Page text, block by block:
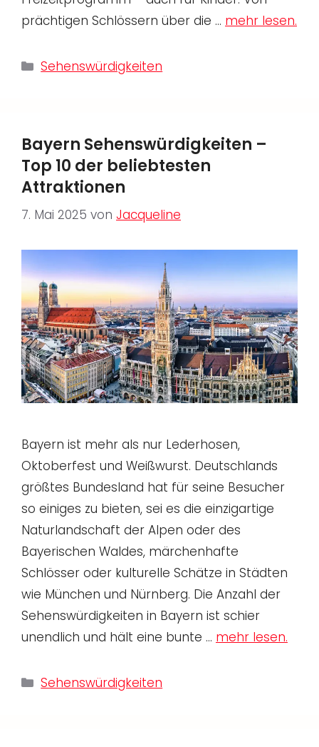
prächtigen Schlössern über die … mehr lesen.
Kategorien
Sehenswürdigkeiten
Bayern Sehenswürdigkeiten –
Top 10 der beliebtesten
Attraktionen
7. Mai 2025 von Jacqueline
Bayern ist mehr als nur Lederhosen,
Oktoberfest und Weißwurst. Deutschlands
größtes Bundesland hat für seine Besucher
so einiges zu bieten, sei es die einzigartige
Naturlandschaft der Alpen oder des
Bayerischen Waldes, märchenhafte
Schlösser oder kulturelle Schätze in Städten
wie München und Nürnberg. Die Anzahl der
Sehenswürdigkeiten in Bayern ist schier
unendlich und hält eine bunte … mehr lesen.
Kategorien
Sehenswürdigkeiten